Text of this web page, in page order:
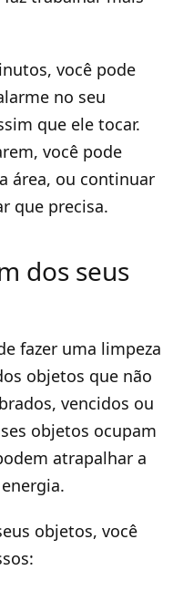
você pode
no seu
que ele tocar.
você pode
área, ou continuar
que precisa.
dos seus
fazer uma limpeza
objetos que não
vencidos ou
objetos ocupam
atrapalhar a
objetos, você